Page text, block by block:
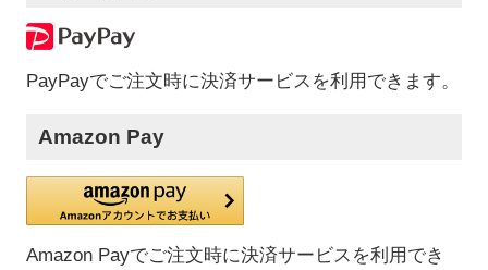
PayPayでご注文時に決済サービスを利用できます。
Amazon Pay
Amazon Payでご注文時に決済サービスを利用でき